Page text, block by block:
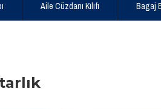
Aile Cüzdanı Kılıfı Bagaj